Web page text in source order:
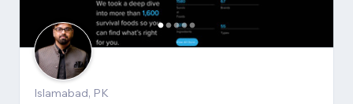
Islamabad, PK